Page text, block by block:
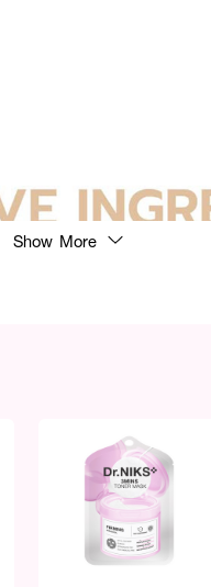
Show More